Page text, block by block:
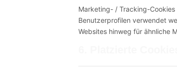
Marketing- / Tracking-Cookies
Benutzerprofilen verwendet
Websites hinweg für ähnliche